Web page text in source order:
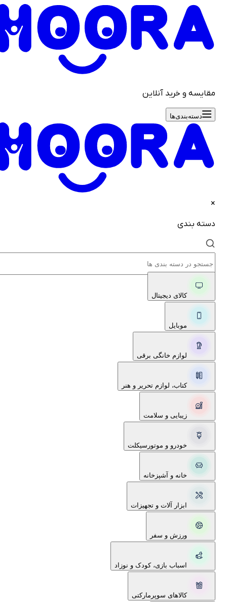
و خرید آنلاین
دسته‌بندی‌ها
بندی
کالای دیجیتال
موبایل
لوازم خانگی برقی
کتاب، لوازم تحریر و هنر
زیبایی و سلامت
خودرو و موتورسیکلت
خانه و آشپزخانه
ابزار آلات و تجهیزات
ورزش و سفر
اسباب بازی، کودک و نوزاد
کالاهای سوپرمارکتی